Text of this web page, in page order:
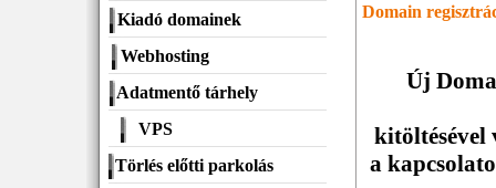
Kiadó domainek
Webhosting
Adatmentő tárhely
VPS
Törlés előtti parkolás
Domain
Új
kitöltésével
a